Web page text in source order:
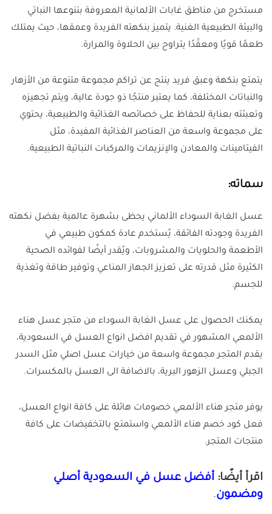
مستخرج من مناطق غابات الألمانية المعروفة بتنوعها النباتي
والبيئة الطبيعية الغنية. يتميز بنكهته الفريدة وعمقها، حيث يمتلك
طعمًا قويًا ومعقّدًا يتراوح بين الحلاوة والمرارة.
يتمتع بنكهة وعبق فريد ينتج عن تراكم مجموعة متنوعة من الأزهار
والنباتات المختلفة، كما يعتبر منتجًا ذو جودة عالية، ويتم تجهيزه
وتعبئته بعناية للحفاظ على خصائصه الغذائية والطبيعية، يحتوي
على مجموعة واسعة من العناصر الغذائية المفيدة، مثل
الفيتامينات والمعادن والإنزيمات والمركبات النباتية الطبيعية.
سماته:
عسل الغابة السوداء الألماني يحظى بشهرة عالمية بفضل نكهته
الفريدة وجودته الفائقة، يُستخدم عادة كمكون طبيعي في
الأطعمة والحلويات والمشروبات، ويُقدر أيضًا لفوائده الصحية
الكثيرة مثل قدرته على تعزيز الجهاز المناعي وتوفير طاقة وتغذية
للجسم.
يمكنك الحصول على عسل الغابة السوداء من متجر عسل هناء
الألمعي المشهور في تقديم افضل انواع العسل في السعودية،
يقدم المتجر مجموعة واسعة من خيارات عسل اصلي مثل السدر
الجبلي وعسل الزهور البرية، بالاضافة الى العسل بالمكسرات.
يوفر متجر هناء الألمعي خصومات هائلة على كافة انواع العسل،
فعل كود خصم هناء الألمعي واستمتع بالتخفيضات على كافة
منتجات المتجر.
اقرأ أيضًا: أفضل عسل في السعودية أصلي
ومضمون.